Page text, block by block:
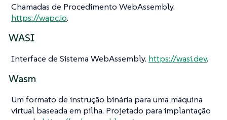
Chamadas de Procedimento WebAssembly.
https://wapc.io.
WASI
Interface de Sistema WebAssembly. https://wasi.dev.
Wasm
Um formato de instrução binária para uma máquina
virtual baseada em pilha. Projetado para implantação